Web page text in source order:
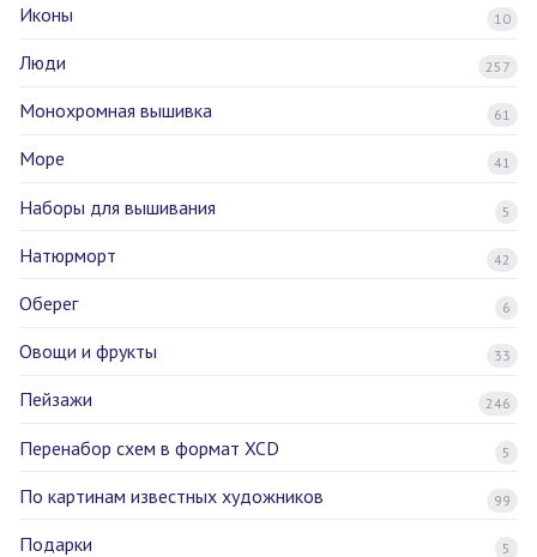
Иконы 10
Люди 257
Монохромная вышивка 61
Море 41
Наборы для вышивания 5
Натюрморт 42
Оберег 6
Овощи и фрукты 33
Пейзажи 246
Перенабор схем в формат XCD 5
По картинам известных художников 99
Подарки 5